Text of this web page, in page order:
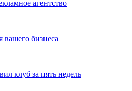
агентство
бизнеса
клуб за пять недель